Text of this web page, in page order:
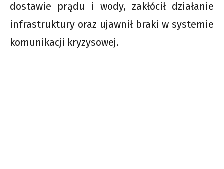
dostawie prądu i wody, zakłócił działanie
infrastruktury oraz ujawnił braki w systemie
komunikacji kryzysowej.